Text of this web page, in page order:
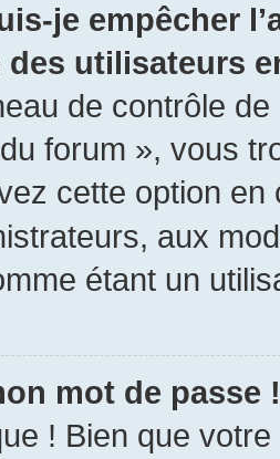
je empêcher
des utilisateurs
de contrôle
forum », vous
cette option
aux
étant un
mot de passe !
! Bien que